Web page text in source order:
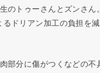
のトゥーさんとズンさん
ドリアン加工の負担を
部分に傷がつくなどの不